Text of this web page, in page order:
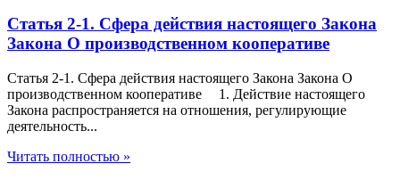
Статья 2-1. Сфера действия настоящего Закона
Закона О производственном кооперативе
Статья 2-1. Сфера действия настоящего Закона Закона О
производственном кооперативе 1. Действие настоящего
Закона распространяется на отношения, регулирующие
деятельность...
Читать полностью »